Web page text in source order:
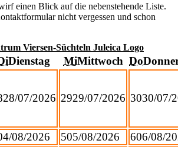
einen Blick auf die nebenstehende Liste.
nicht vergessen und schon
Dienstag MiMittwoch Do
28/07/2026 2929/07/2026 3030/07/
08/2026 505/08/2026 606/08/